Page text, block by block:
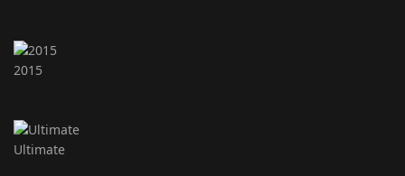
2015
Ultimate